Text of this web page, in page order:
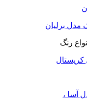
مدل برلیان
کریستال
آسا ،